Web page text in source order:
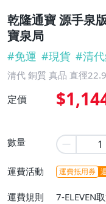
乾隆通寶 源手泉
寶泉局
#免運 #現貨 #清
清代 銅質 真品 直徑
定價
數量
運費活動 運費抵用券
運費規則
7-ELEVEN